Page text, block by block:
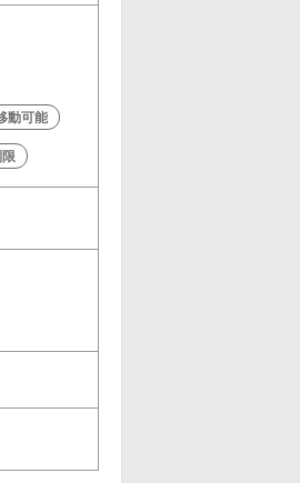
動可能